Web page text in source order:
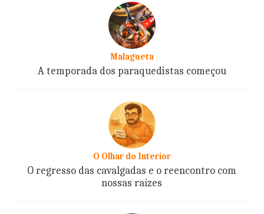
Malagueta
A temporada dos paraquedistas começou
O Olhar do Interior
O regresso das cavalgadas e o reencontro com
nossas raízes